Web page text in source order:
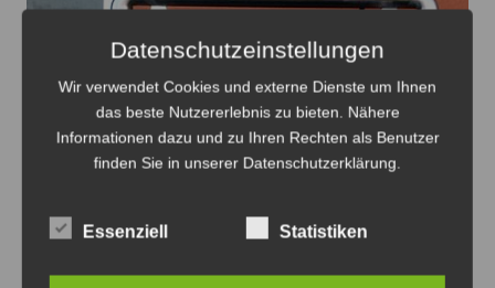
Datenschutzeinstellungen
Wir verwendet Cookies und externe Dienste um Ihnen
das beste Nutzererlebnis zu bieten. Nähere
Informationen dazu und zu Ihren Rechten als Benutzer
finden Sie in unserer Datenschutzerklärung.
Essenziell Statistiken